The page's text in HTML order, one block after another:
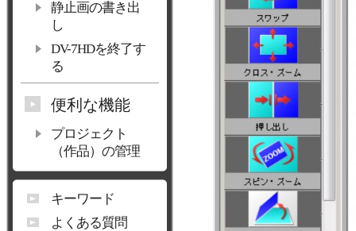
静止画の書き出
し
DV-7HDを終了す
る
便利な機能
プロジェクト
（作品）の管理
キーワード
よくある質問